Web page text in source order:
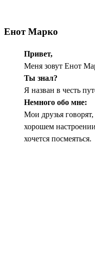
Енот Марко
Привет,
Меня зовут Енот
Ты знал?
Я назван в честь
Немного обо мне:
Мои друзья
хорошем
хочется посмеяться.